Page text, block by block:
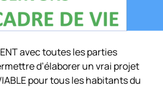
avec toutes les parties
d’élaborer un vrai projet
pour tous les habitants du